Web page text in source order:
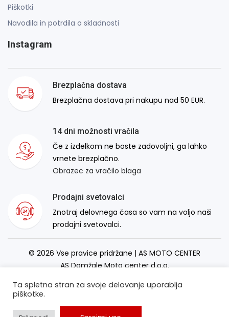
Piškotki
Navodila in potrdila o skladnosti
Instagram
Brezplačna dostava
Brezplačna dostava pri nakupu nad 50 EUR.
14 dni možnosti vračila
Če z izdelkom ne boste zadovoljni, ga lahko
vrnete brezplačno.
Obrazec za vračilo blaga
Prodajni svetovalci
Znotraj delovnega časa so vam na voljo naši
prodajni svetovalci.
© 2026 Vse pravice pridržane | AS MOTO CENTER
AS Domžale Moto center d.o.o.
Ta spletna stran za svoje delovanje uporablja
piškotke.